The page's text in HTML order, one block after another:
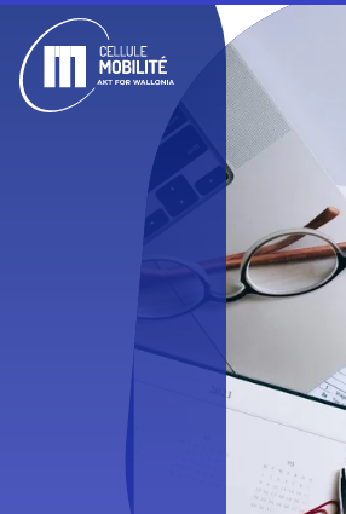
Retour à l'accueil